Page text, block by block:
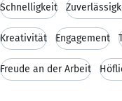
Schnelligkeit
Kreativität Engagement
Freude an der Arbeit